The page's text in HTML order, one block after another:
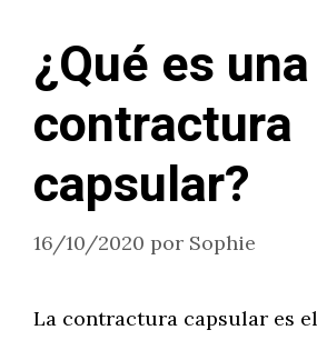
¿Qué es una
contractura
capsular?
16/10/2020 por Sophie
La contractura capsular es